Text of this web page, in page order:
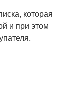
которая
и при этом